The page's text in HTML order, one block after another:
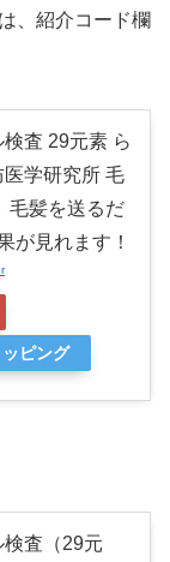
、紹介コード欄
査 29元素 ら
学研究所 毛
毛髪を送るだ
が見れます！
ピング
査（29元